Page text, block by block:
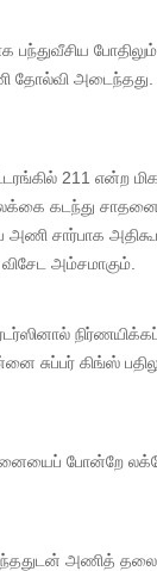
தோல்வி
211 என்ற
கடந்து
அணி சார்பாக
அம்சமாகும்.
கிங்ஸ்
போன்றே
அணித்